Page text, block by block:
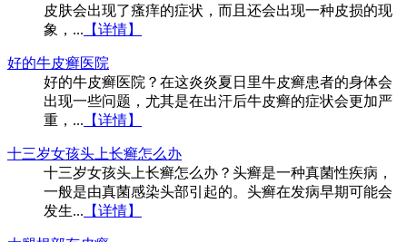
皮肤会出现了瘙痒的症状，而且还会出现一种皮损的现
象，... 【详情】
好的牛皮癣医院
好的牛皮癣医院？在这炎炎夏日里牛皮癣患者的身体会
出现一些问题，尤其是在出汗后牛皮癣的症状会更加严
重，... 【详情】
十三岁女孩头上长癣怎么办
十三岁女孩头上长癣怎么办？头癣是一种真菌性疾病，
一般是由真菌感染头部引起的。头癣在发病早期可能会
发生... 【详情】